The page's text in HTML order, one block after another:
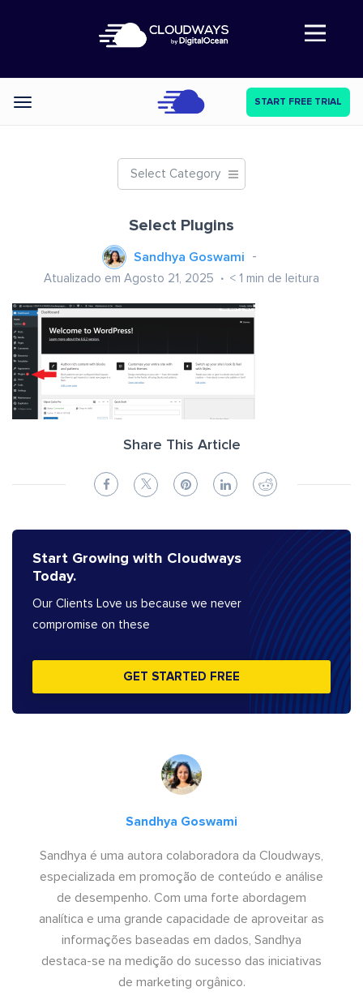
Abre a navegação
Categories START FREE TRIAL
Select Category
Select Plugins
Sandhya Goswami
Atualizado em Agosto 21, 2025 < 1 min de leitura
Share This Article
Start Growing with Cloudways
Today.
Our Clients Love us because we never
compromise on these
GET STARTED FREE
Sandhya Goswami
Sandhya é uma autora colaboradora da Cloudways,
especializada em promoção de conteúdo e análise
de desempenho. Com uma forte abordagem
analítica e uma grande capacidade de aproveitar as
informações baseadas em dados, Sandhya
destaca-se na medição do sucesso das iniciativas
de marketing orgânico.